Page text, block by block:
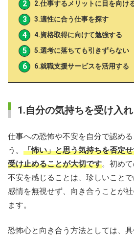
2.仕事するメリットに目を向け
3.適性に合う仕事を探す
4.資格取得に向けて勉強する
5.選考に落ちても引きずらない
6.就職支援サービスを活用する
1.自分の気持ちを受け入
仕事への恐怖や不安を自分で認め
う。 「怖い」と思う気持ちを否定
受け止めることが大切です。初め
不安を感じることは、珍しいこと
感情を無視せず、向き合うことが
ます。
恐怖心と向き合う方法としては、